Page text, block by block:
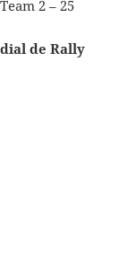
2 – 25
de Rally